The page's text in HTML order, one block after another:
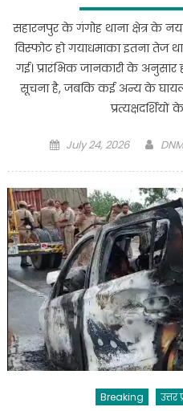
सहारनपुर के गंगोह थाना क्षेत्र के
विस्फोट हो गयाधमाका इतना तेज
गई। प्रारंभिक जानकारी के
सूचना है, जबकि कई अन्य के घायल
Posted
July 24, 2026 DNM
Breaking उत्तर